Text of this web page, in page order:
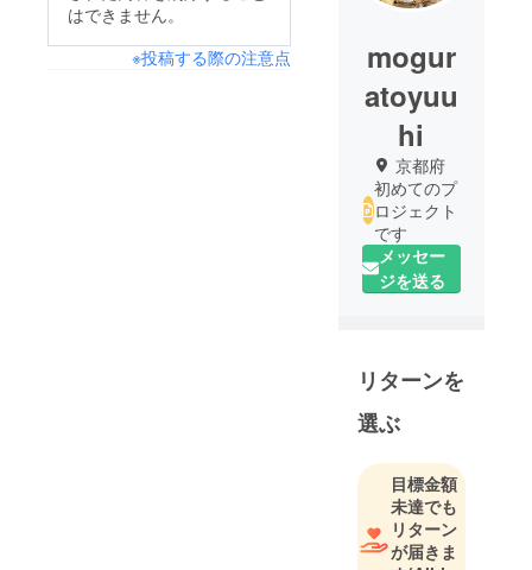
はできません。
※投稿する際の注意点
mogur
atoyuu
hi
京都府
初めてのプ
ロジェクト
です
メッセー
ジを送る
リターンを
選ぶ
目標金額
未達でも
リターン
が届きま